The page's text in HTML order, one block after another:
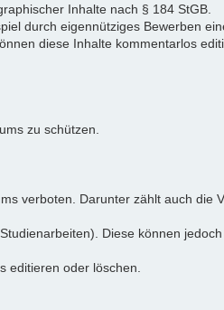
Inhalte nach § 184 StGB.
durch eigennütziges Bewerben
diese Inhalte kommentarlos
zu schützen.
verboten. Darunter zählt auch die
Diese können
editieren oder löschen.